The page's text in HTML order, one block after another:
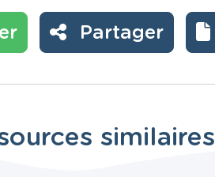
Partager
similaires